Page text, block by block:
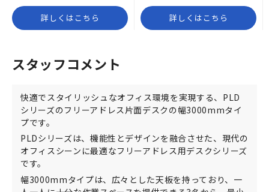
詳しくはこちら 詳しくはこちら
スタッフコメント
快適でスタイリッシュなオフィス環境を実現する、PLD
シリーズのフリーアドレス片面デスクの幅3000mmタイ
プです。
PLDシリーズは、機能性とデザインを融合させた、現代の
オフィスシーンに最適なフリーアドレス用デスクシリーズ
です。
幅3000mmタイプは、広々とした天板を持っており、一